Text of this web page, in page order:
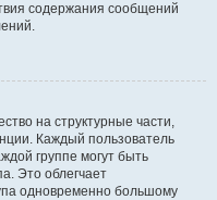
содержания сообщений
на структурные части,
Каждый пользователь
группе могут быть
Это облегчает
одновременно большому